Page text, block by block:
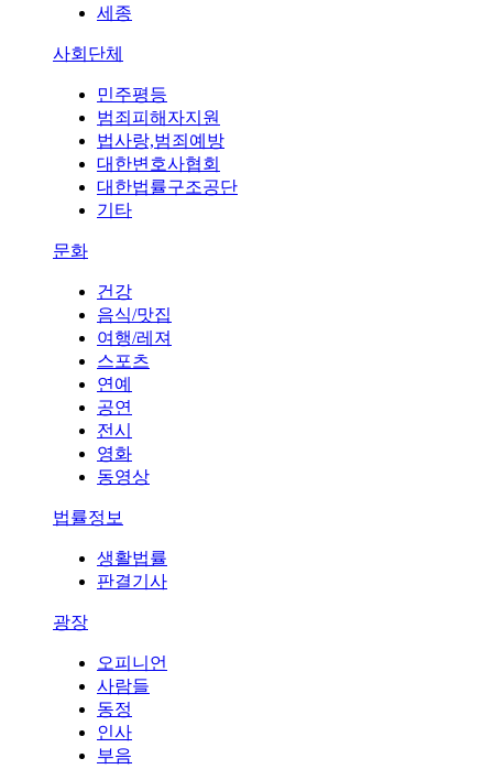
세종
사회단체
민주평등
범죄피해자지원
법사랑,범죄예방
대한변호사협회
대한법률구조공단
기타
문화
건강
음식/맛집
여행/레져
스포츠
연예
공연
전시
영화
동영상
법률정보
생활법률
판결기사
광장
오피니언
사람들
동정
인사
부음